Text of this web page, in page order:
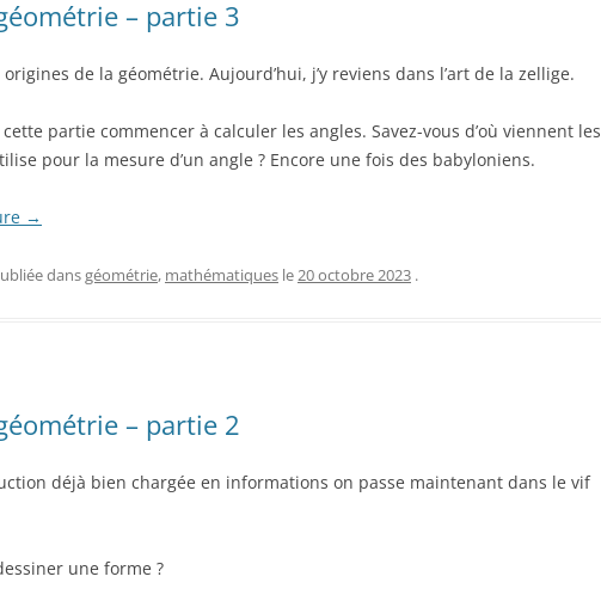
– partie 3
origines de la géométrie. Aujourd’hui, j’y reviens dans l’art de la zellige.
partie commencer à calculer les angles. Savez-vous d’où viennent les
pour la mesure d’un angle ? Encore une fois des babyloniens.
→
dansgéométrie, mathématiques le20 octobre 2023 .
– partie 2
déjà bien chargée en informations on passe maintenant dans le vif
une forme ?